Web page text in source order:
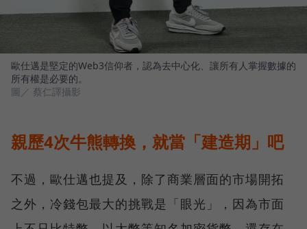
歐仕邁是堅定的Web3信仰者，認為去中心化、讓所有人掌握數據的
所有權是必要的。
圖／ 蔡仁譯攝影
親歷4次牛熊轉換，就當「建造期」吧
不過，歐仕邁也提及，除了商業層面的市場開拓
之外，冷錢包最大的挑戰是「眼光」，因為市面